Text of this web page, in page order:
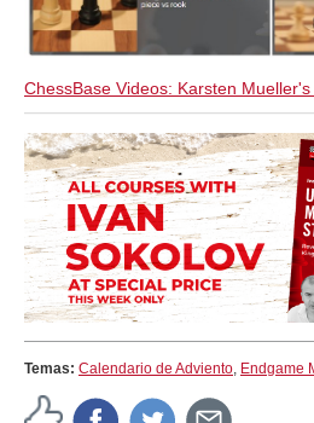
ChessBase Videos: Karsten
Temas: Calendario de Adviento, Endgame